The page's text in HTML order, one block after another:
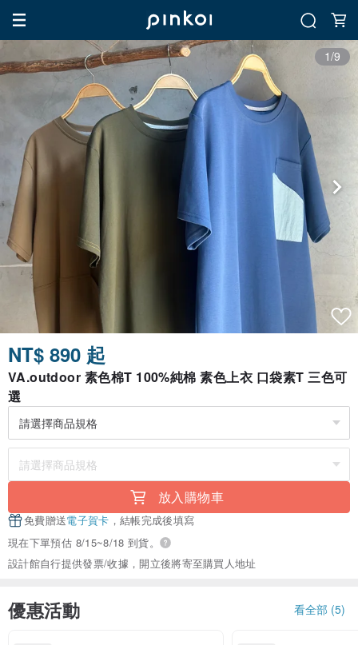
1/9
NT$ 890 起
VA.outdoor 素色棉T 100%純棉 素色上衣 口袋素T 三色可
選
放入購物車
免費贈送電子賀卡 ，結帳完成後填寫
現在下單預估 8/15~8/18 到貨。
設計館自行提供發票/收據，開立後將寄至購買人地址
優惠活動 看全部 (5)